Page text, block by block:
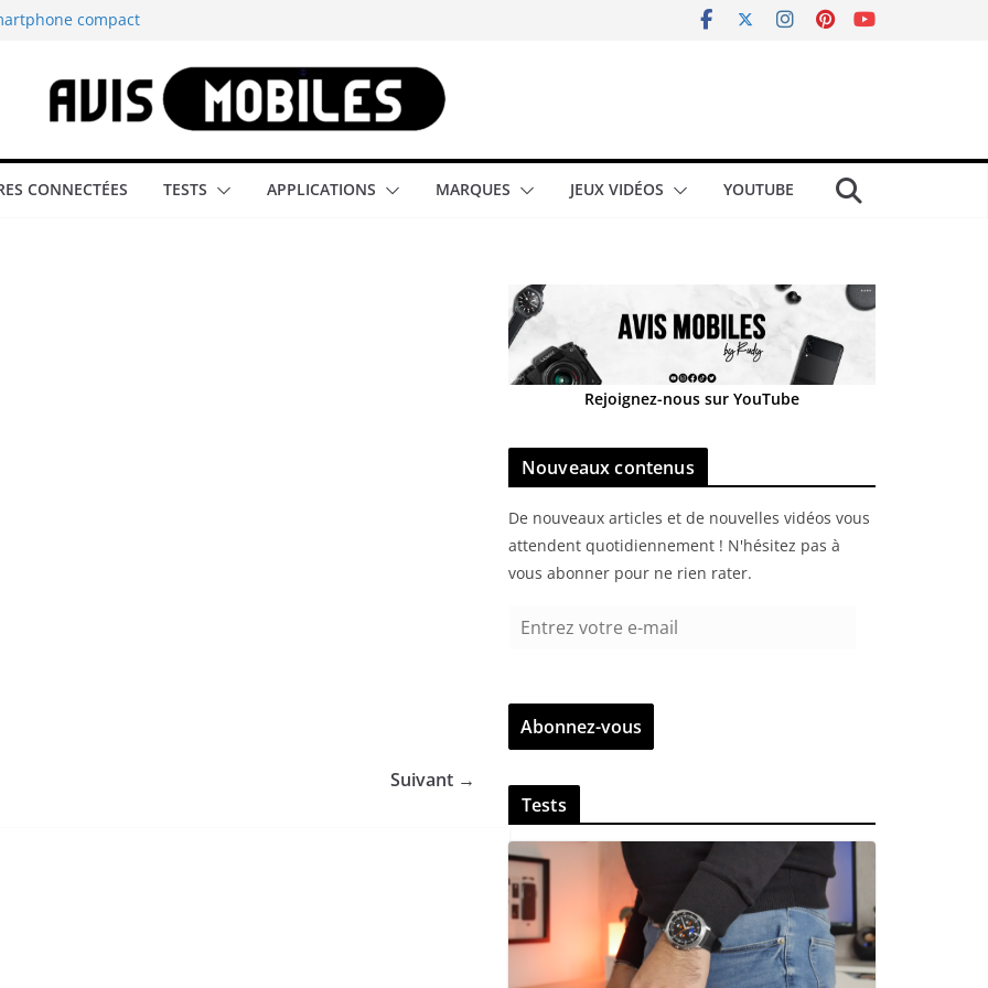
compact
tous les
smartphone
CONNECTÉES TESTS APPLICATIONS MARQUES JEUX VIDÉOS YOUTUBE
Suivant →
Rejoignez-nous sur YouTube
Nouveaux contenus
De nouveaux articles et de nouvelles vidéos vous
attendent quotidiennement ! N'hésitez pas à
vous abonner pour ne rien rater.
r
z
v
t
r
e
e
-
Abonnez-vous
Tests